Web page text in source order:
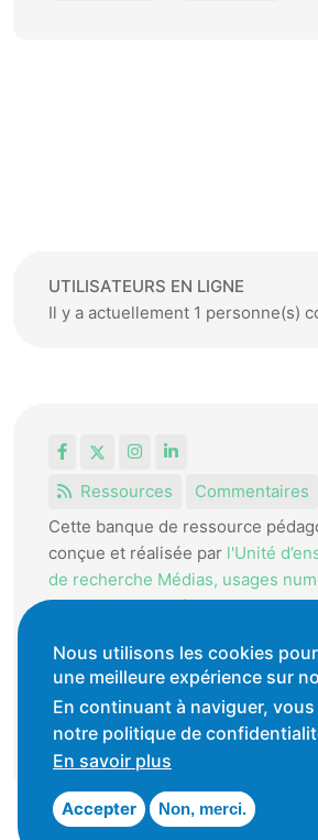
UTILISATEURS EN LIGNE
Il y a actuellement 1 personne(s)
FacebookInstagram
LinkedIn
Ressources
Commentaires
Cette banque de ressource
conçue et réalisée par l'Unité
de recherche Médias, usages
didactique de l’Informatique.
La HEP-VD met cet outil à
enseignantes et enseignants
favoriser l'échange de ressources
Conditions générales d'utilisation
Nous utilisons les cookies
une meilleure expérience sur
En continuant à naviguer,
notre politique de
En savoir plus
Accepter Non, merci.